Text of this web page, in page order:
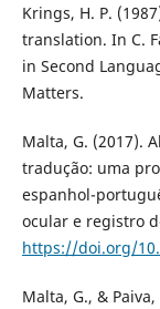
Krings, H. P.
translation. In C.
in Second
Matters.
Malta, G. (2017).
tradução: uma
espanhol-
ocular e registro
https://doi.org/
Malta, G., &